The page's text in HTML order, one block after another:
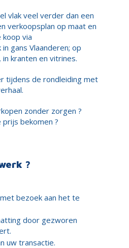
vlak veel verder dan een
verkoopsplan op maat en
via
gans Vlaanderen; op
kranten en vitrines.
tijdens de rondleiding met
zonder zorgen ?
bekomen ?
?
bezoek aan het te
door gezworen
uw transactie.